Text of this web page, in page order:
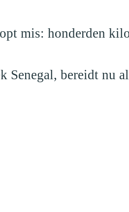
mis: honderden
Senegal, bereidt nu